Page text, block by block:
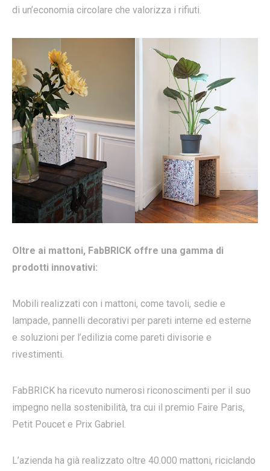
di un’economia circolare che valorizza i rifiuti.
Oltre ai mattoni, FabBRICK offre una gamma di
prodotti innovativi:
Mobili realizzati con i mattoni, come tavoli, sedie e
lampade, pannelli decorativi per pareti interne ed esterne
e soluzioni per l’edilizia come pareti divisorie e
rivestimenti.
FabBRICK ha ricevuto numerosi riconoscimenti per il suo
impegno nella sostenibilità, tra cui il premio Faire Paris,
Petit Poucet e Prix Gabriel.
L’azienda ha già realizzato oltre 40.000 mattoni, riciclando